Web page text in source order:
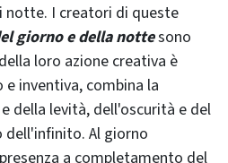
notte. I creatori di queste
giorno e della nottesono
loro azione creativa è
inventiva, combina la
della levità, dell'oscurità e del
Al giorno
a completamento del